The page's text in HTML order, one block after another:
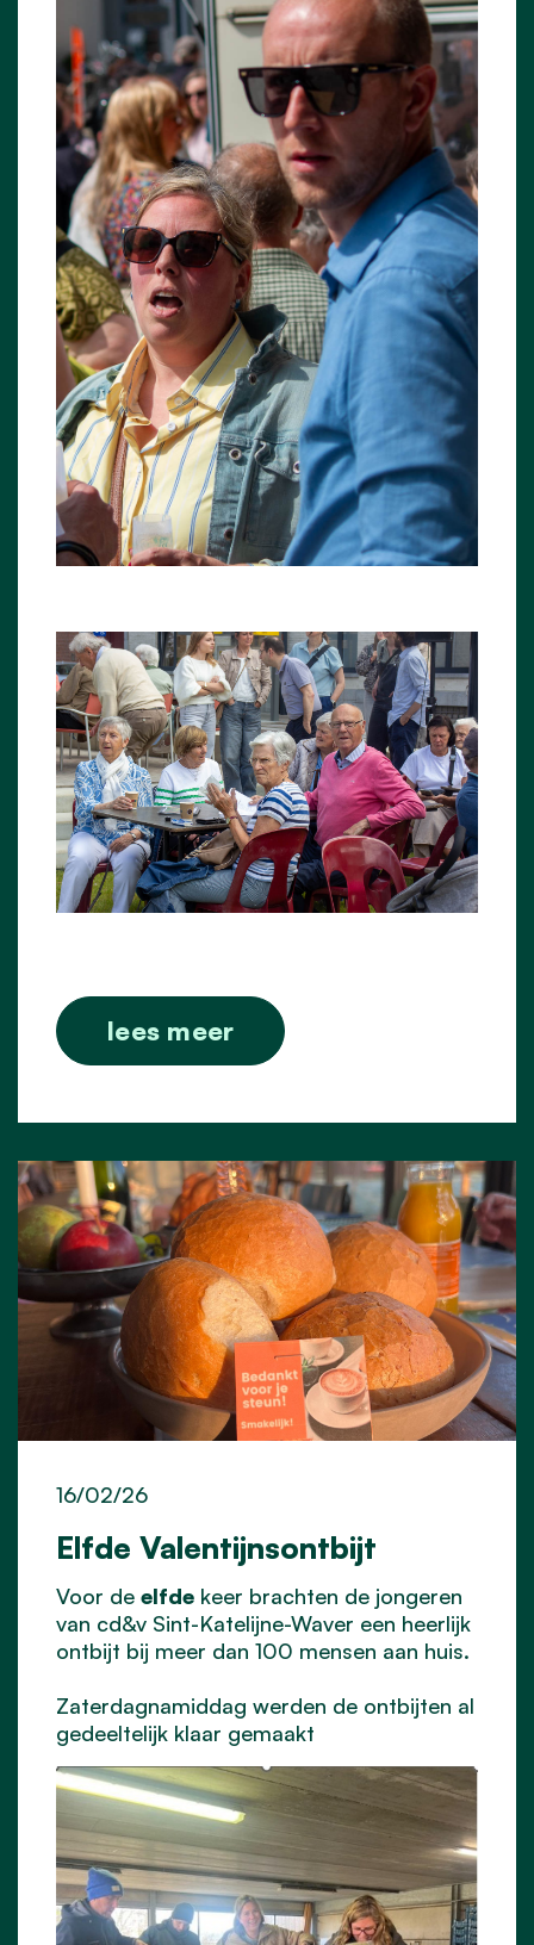
lees meer
Elfde Valentijnsontbijt
16/02/26
Voor de elfde keer brachten de jongeren
van cd&v Sint-Katelijne-Waver een heerlijk
ontbijt bij meer dan 100 mensen aan huis.
Zaterdagnamiddag werden de ontbijten al
gedeeltelijk klaar gemaakt